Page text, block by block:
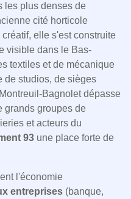
les plus denses de
cité horticole
elle s'est construite
visible dans le Bas-
textiles et de mécanique
de studios, de sièges
Bagnolet dépasse
grands groupes de
et acteurs du
93 une place forte de
l'économie
entreprises (banque,